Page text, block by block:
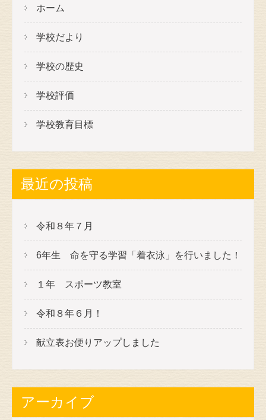
ホーム
学校だより
学校の歴史
学校評価
学校教育目標
最近の投稿
令和８年７月
6年生 命を守る学習「着衣泳」を行いました！
１年 スポーツ教室
令和８年６月！
献立表お便りアップしました
アーカイブ